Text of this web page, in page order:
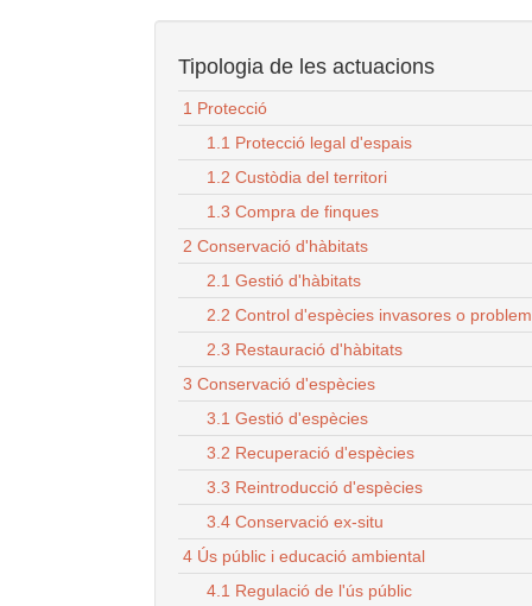
Tipologia de les actuacions
1 Protecció
1.1 Protecció legal d'espais
1.2 Custòdia del territori
1.3 Compra de finques
2 Conservació d'hàbitats
2.1 Gestió d'hàbitats
2.2 Control d'espècies invasores o
2.3 Restauració d'hàbitats
3 Conservació d'espècies
3.1 Gestió d'espècies
3.2 Recuperació d'espècies
3.3 Reintroducció d'espècies
3.4 Conservació ex-situ
4 Ús públic i educació ambiental
4.1 Regulació de l'ús públic